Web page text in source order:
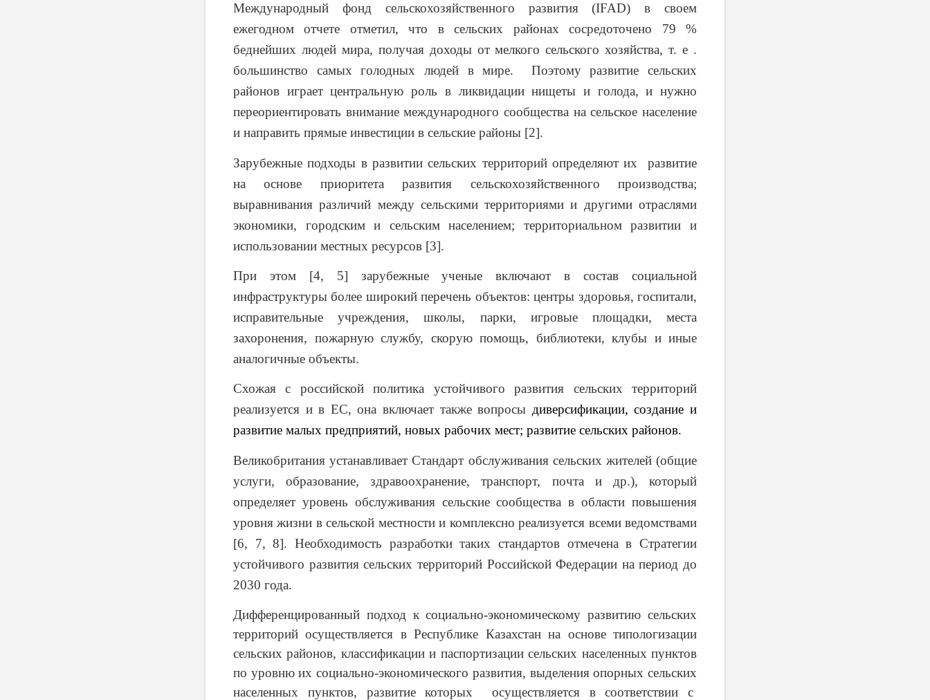
Международный фонд сельскохозяйственного развития (IFAD) в своем
ежегодном отчете отметил, что в сельских районах сосредоточено 79 %
беднейших людей мира, получая доходы от мелкого сельского хозяйства, т. е .
большинство самых голодных людей в мире. Поэтому развитие сельских
районов играет центральную роль в ликвидации нищеты и голода, и нужно
переориентировать внимание международного сообщества на сельское население
и направить прямые инвестиции в сельские районы [2].
Зарубежные подходы в развитии сельских территорий определяют их развитие
на основе приоритета развития сельскохозяйственного производства;
выравнивания различий между сельскими территориями и другими отраслями
экономики, городским и сельским населением; территориальном развитии и
использовании местных ресурсов [3].
При этом [4, 5] зарубежные ученые включают в состав социальной
инфраструктуры более широкий перечень объектов: центры здоровья, госпитали,
исправительные учреждения, школы, парки, игровые площадки, места
захоронения, пожарную службу, скорую помощь, библиотеки, клубы и иные
аналогичные объекты.
Схожая с российской политика устойчивого развития сельских территорий
реализуется и в ЕС, она включает также вопросы диверсификации, создание и
развитие малых предприятий, новых рабочих мест; развитие сельских районов.
Великобритания устанавливает Стандарт обслуживания сельских жителей (общие
услуги, образование, здравоохранение, транспорт, почта и др.), который
определяет уровень обслуживания сельские сообщества в области повышения
уровня жизни в сельской местности и комплексно реализуется всеми ведомствами
[6, 7, 8]. Необходимость разработки таких стандартов отмечена в Стратегии
устойчивого развития сельских территорий Российской Федерации на период до
2030 года.
Дифференцированный подход к социально-экономическому развитию сельских
территорий осуществляется в Республике Казахстан на основе типологизации
сельских районов, классификации и паспортизации сельских населенных пунктов
по уровню их социально-экономического развития, выделения опорных сельских
населенных пунктов, развитие которых осуществляется в соответствии с